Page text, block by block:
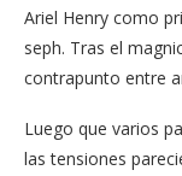
Ariel Henry como
seph. Tras el
contrapun­to entre
Luego que varios
las tensio­nes